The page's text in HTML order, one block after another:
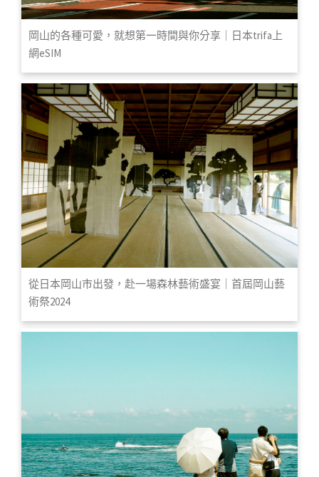
岡山的各種可愛，就想第一時間與你分享｜日本trifa上
網eSIM
從日本岡山市出發，赴一場森林藝術盛宴｜首屆岡山藝
術祭2024